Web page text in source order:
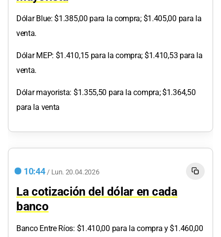
Dólar Blue: $1.385,00 para la compra; $1.405,00 para la
venta.
Dólar MEP: $1.410,15 para la compra; $1.410,53 para la
venta.
Dólar mayorista: $1.355,50 para la compra; $1.364,50
para la venta
10:44 / Lun. 20.04.2026
La cotización del dólar en cada
banco
Banco Entre Ríos: $1.410,00 para la compra y $1.460,00